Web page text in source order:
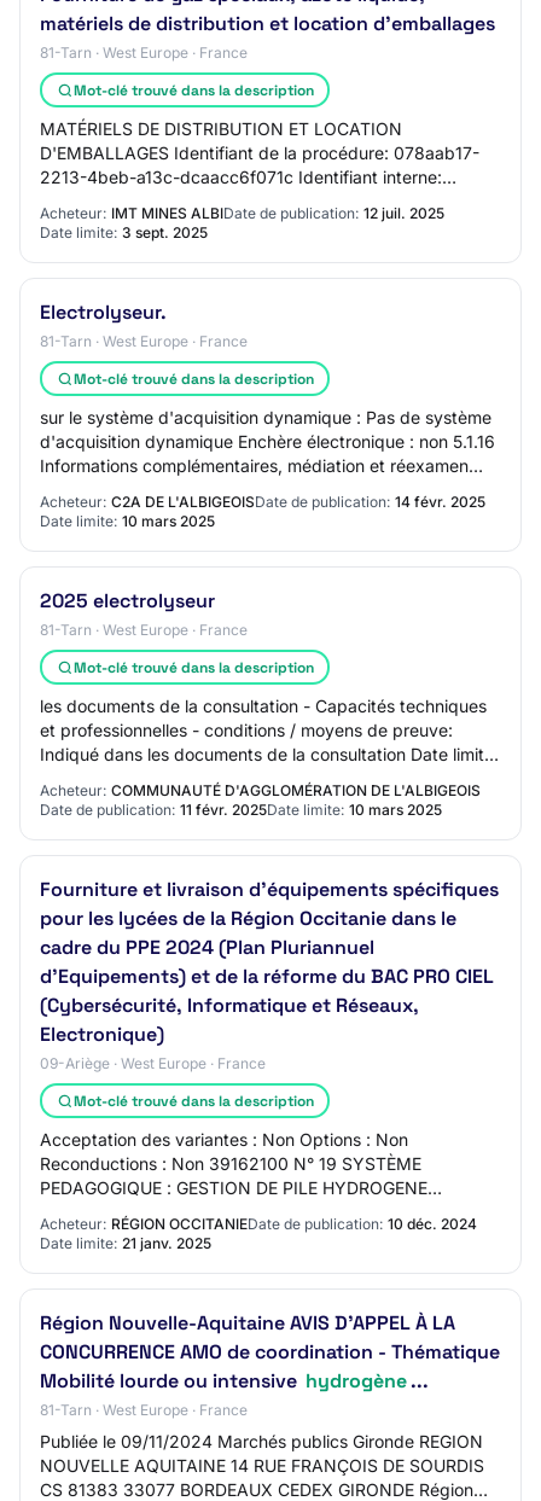
matériels de distribution et location d'emballages
81-Tarn · West Europe · France
Mot-clé trouvé dans la description
MATÉRIELS DE DISTRIBUTION ET LOCATION
D'EMBALLAGES Identifiant de la procédure: 078aab17-
2213-4beb-a13c-dcaacc6f071c Identifiant interne:
procédure est accél…
Acheteur: IMT MINES ALBIDate de publication: 12 juil. 2025
Date limite: 3 sept. 2025
Electrolyseur.
81-Tarn · West Europe · France
Mot-clé trouvé dans la description
sur le système d'acquisition dynamique : Pas de système
d'acquisition dynamique Enchère électronique : non 5.1.16
Informations complémentaires, médiation et réexamen
Acheteur: C2A DE L'ALBIGEOISDate de publication: 14 févr. 2025
Date limite: 10 mars 2025
2025 electrolyseur
81-Tarn · West Europe · France
Mot-clé trouvé dans la description
les documents de la consultation - Capacités techniques
et professionnelles - conditions / moyens de preuve:
Indiqué dans les documents de la consultation Date limite
de réception des plis: lundi, 10…
Acheteur: COMMUNAUTÉ D'AGGLOMÉRATION DE L'ALBIGEOIS
Date de publication: 11 févr. 2025Date limite: 10 mars 2025
Fourniture et livraison d'équipements spécifiques
pour les lycées de la Région Occitanie dans le
cadre du PPE 2024 (Plan Pluriannuel
d'Equipements) et de la réforme du BAC PRO CIEL
(Cybersécurité, Informatique et Réseaux,
Electronique)
09-Ariège · West Europe · France
Mot-clé trouvé dans la description
Acceptation des variantes : Non Options : Non
Reconductions : Non 39162100 N° 19 SYSTÈME
PEDAGOGIQUE : GESTION DE PILE HYDROGENE
Description : SYSTÈME PEDAGOGIQUE : GESTION DE
PILE HYDROGENE Durée du…
Acheteur: RÉGION OCCITANIEDate de publication: 10 déc. 2024
Date limite: 21 janv. 2025
Région Nouvelle-Aquitaine AVIS D’APPEL À LA
CONCURRENCE AMO de coordination - Thématique
Mobilité lourde ou intensive hydrogène...
81-Tarn · West Europe · France
Publiée le 09/11/2024 Marchés publics Gironde REGION
NOUVELLE AQUITAINE 14 RUE FRANÇOIS DE SOURDIS
CS 81383 33077 BORDEAUX CEDEX GIRONDE Région